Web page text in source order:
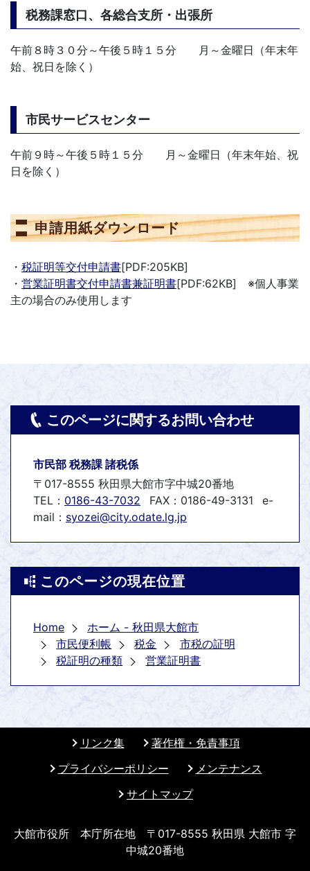
税務課窓口、各総合支所・出張所
午前８時３０分～午後５時１５分 月～金曜日（年末年
始、祝日を除く）
市民サービスセンター
午前９時～午後５時１５分 月～金曜日（年末年始、祝
日を除く）
申請用紙ダウンロード
・ 税証明等交付申請書[PDF:205KB]
・ 営業証明書交付申請書兼証明書[PDF:62KB] ※個人事業
主の場合のみ使用します
このページに関するお問い合わせ
市民部 税務課 諸税係
〒017-8555 秋田県大館市字中城20番地
TEL： 0186-43-7032 FAX：0186-49-3131
e-
mail： syozei@city.odate.lg.jp
このページの現在位置
Home
ホーム - 秋田県大館市
市民便利帳
税金
市税の証明
税証明の種類
営業証明書
リンク集
著作権・免責事項
プライバシーポリシー
メンテナンス
サイトマップ
大館市役所 本庁所在地 〒017-8555 秋田県 大館市 字
中城20番地